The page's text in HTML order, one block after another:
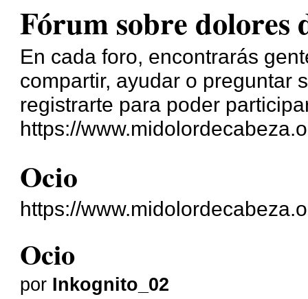
Fórum sobre dolores
En cada foro, encontrarás
compartir, ayudar o preguntar
registrarte para poder
https://
Ocio
https://
Ocio
por Inkognito_02